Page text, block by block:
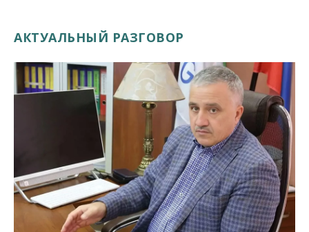
АКТУАЛЬНЫЙ РАЗГОВОР